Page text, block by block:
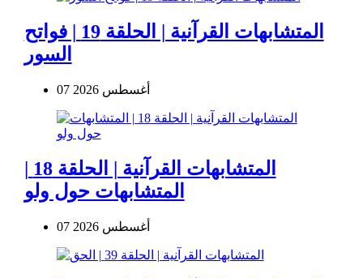
المتشابهات القرآنية | الحلقة 19 | فواتح
السور
07 أغسطس 2026
المتشابهات القرآنية | الحلقة 18 |
المتشابهات حول ولو
07 أغسطس 2026